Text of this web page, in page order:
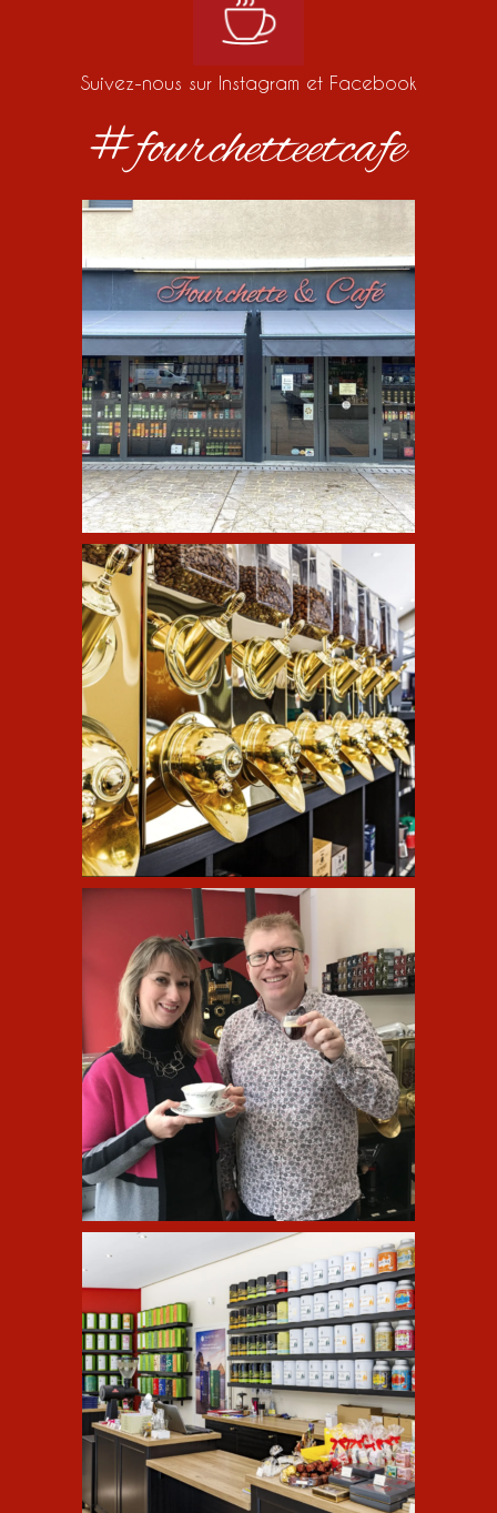
Suivez-nous sur Instagram et Facebook
#fourchetteetcafe